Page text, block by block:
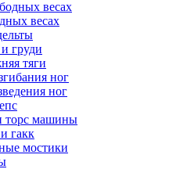
весах
груди
тяги
ног
ног
торс машины
гакк
мостики